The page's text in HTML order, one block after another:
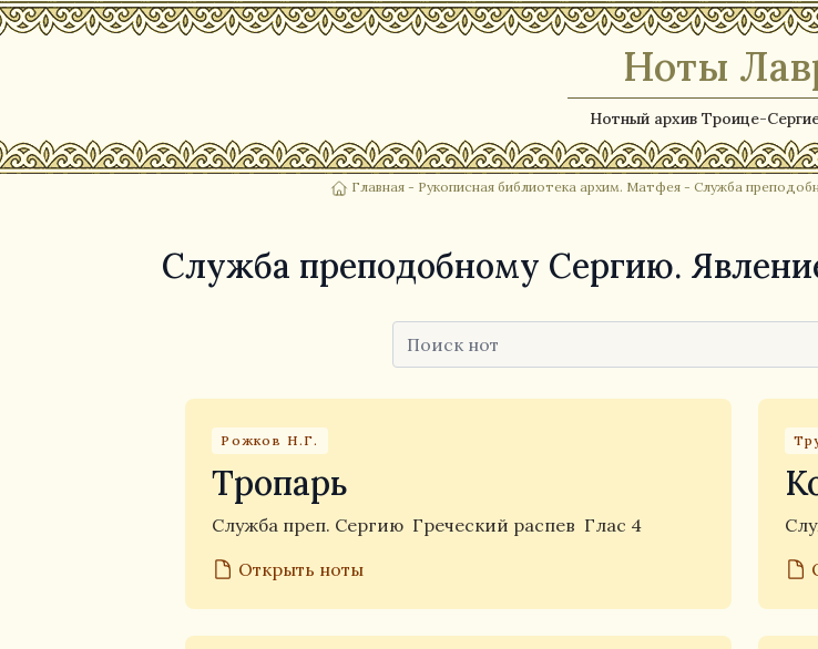
Ноты
Нотный архив Троице-
Главная - Рукописная библиотека архим. Матфея - Служба
Служба преподобному Сергию.
Рожков Н.Г.
Тропарь
Служба преп. Сергию Греческий распев Глас 4
Открыть ноты